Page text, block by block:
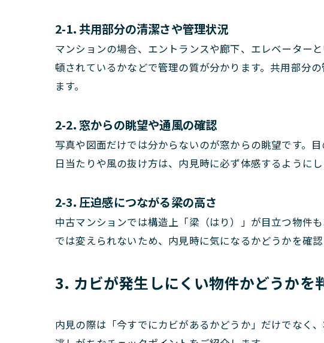
2-1. 共用部分の清潔さや管理状況
マンションの場合、エントランスや廊下、エレベーター
頓されているかなどで管理の質が分かります。共用部分
ます。
2-2. 窓からの眺望や通風の確認
写真や図面だけでは分からないのが窓からの眺望です。
日当たりや風の抜け方は、内見時に必ず体感するようにし
2-3. 圧迫感につながる梁の高さ
中古マンションでは構造上「梁（はり）」が目立つ物件
では変えられないため、内見時に気になるかどうかを確認
3. カビが発生しにくい物件かどうかを
内見の際は「今すでにカビがあるかどうか」だけでなく